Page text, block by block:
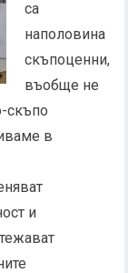
са
наполовина
скъпоценни,
въобще не
скъпо
в
и